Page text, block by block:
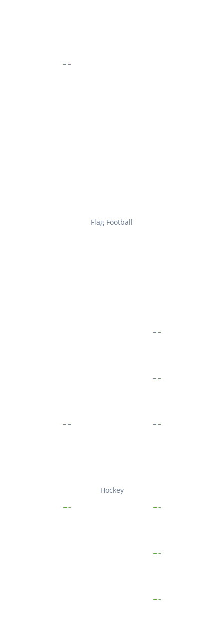
Flag Football
Hockey